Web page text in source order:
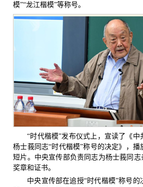
模”“龙江楷模”等称号。
“时代楷模”发布仪式上，宣读了《
杨士莪同志“时代楷模”称号的决定》，
短片。中央宣传部负责同志为杨士莪同志
奖章和证书。
中央宣传部在追授“时代楷模”称号的